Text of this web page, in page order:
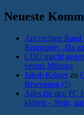
Neueste
Am rechten
Reportage: „Da
CDU macht
versus Münster
Jakob Krüger zu
Bewegung (?)
Alles für den FC
kleben – Nein,